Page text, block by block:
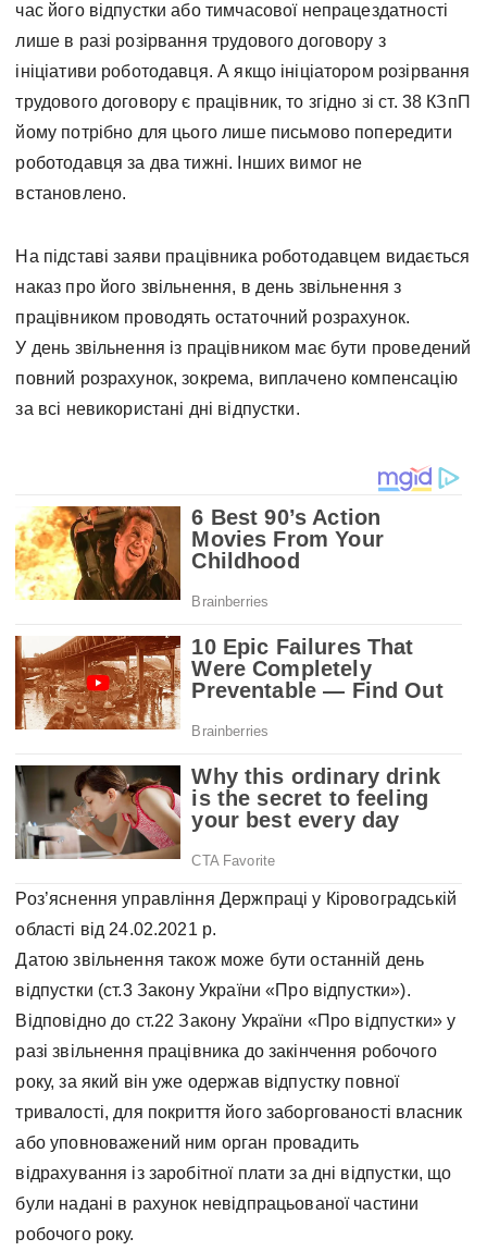
час його відпустки або тимчасової непрацездатності
лише в разі розірвання трудового договору з
ініціативи роботодавця. А якщо ініціатором розірвання
трудового договору є працівник, то згідно зі ст. 38 КЗпП
йому потрібно для цього лише письмово попередити
роботодавця за два тижні. Інших вимог не
встановлено.
На підставі заяви працівника роботодавцем видається
наказ про його звільнення, в день звільнення з
працівником проводять остаточний розрахунок.
У день звільнення із працівником має бути проведений
повний розрахунок, зокрема, виплачено компенсацію
за всі невикористані дні відпустки.
Роз’яснення управління Держпраці у Кіровоградській
області від 24.02.2021 р.
Датою звільнення також може бути останній день
відпустки (ст.3 Закону України «Про відпустки»).
Відповідно до ст.22 Закону України «Про відпустки» у
разі звільнення працівника до закінчення робочого
року, за який він уже одержав відпустку повної
тривалості, для покриття його заборгованості власник
або уповноважений ним орган провадить
відрахування із заробітної плати за дні відпустки, що
були надані в рахунок невідпрацьованої частини
робочого року.